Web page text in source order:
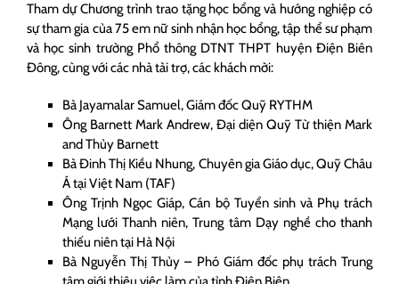
Tham dự Chương trình trao tặng học bổng và hướng nghiệp có
sự tham gia của 75 em nữ sinh nhận học bổng, tập thể sư phạm
và học sinh trường Phổ thông DTNT THPT huyện Điện Biên
Đông, cùng với các nhà tài trợ, các khách mời:
Bà Jayamalar Samuel, Giám đốc Quỹ RYTHM
Ông Barnett Mark Andrew, Đại diện Quỹ Từ thiện Mark
and Thủy Barnett
Bà Đinh Thị Kiều Nhung, Chuyên gia Giáo dục, Quỹ Châu
Á tại Việt Nam (TAF)
Ông Trịnh Ngọc Giáp, Cán bộ Tuyển sinh và Phụ trách
Mạng lưới Thanh niên, Trung tâm Dạy nghề cho thanh
thiếu niên tại Hà Nội
Bà Nguyễn Thị Thủy – Phó Giám đốc phụ trách Trung